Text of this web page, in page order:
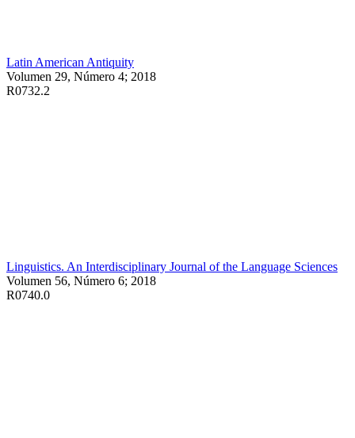
Latin American Antiquity
Volumen 29, Número 4; 2018
R0732.2
Linguistics. An Interdisciplinary Journal of the Language Sciences
Volumen 56, Número 6; 2018
R0740.0